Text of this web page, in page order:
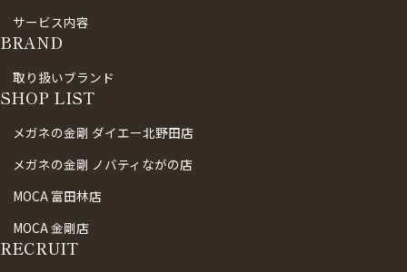
サービス内容
BRAND
取り扱いブランド
SHOP LIST
メガネの金剛 ダイエー北野田店
メガネの金剛 ノバティながの店
MOCA 富田林店
MOCA 金剛店
RECRUIT